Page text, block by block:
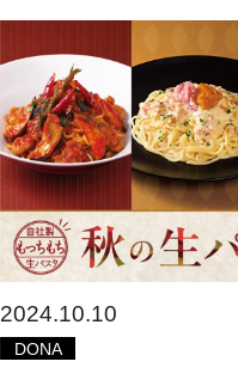
2024.10.10
DONA